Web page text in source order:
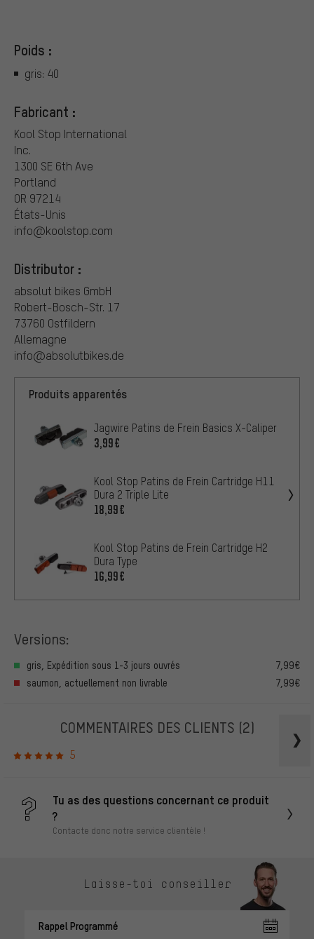
Poids :
gris: 40
Fabricant :
Kool Stop International
Inc.
1300 SE 6th Ave
Portland
OR 97214
États-Unis
info@koolstop.com
Distributor :
absolut bikes GmbH
Robert-Bosch-Str. 17
73760 Ostfildern
Allemagne
info@absolutbikes.de
Produits apparentés
Jagwire Patins de Frein Basics X-Caliper
3,99€
Kool Stop Patins de Frein Cartridge H11
Dura 2 Triple Lite
18,99€
Kool Stop Patins de Frein Cartridge H2
Dura Type
16,99€
Versions:
gris, Expédition sous 1-3 jours ouvrés
7,99€
saumon, actuellement non livrable
7,99€
COMMENTAIRES DES CLIENTS (2)
5
Tu as des questions concernant ce produit
?
Contacte donc notre service clientèle !
Laisse-toi conseiller
Rappel Programmé